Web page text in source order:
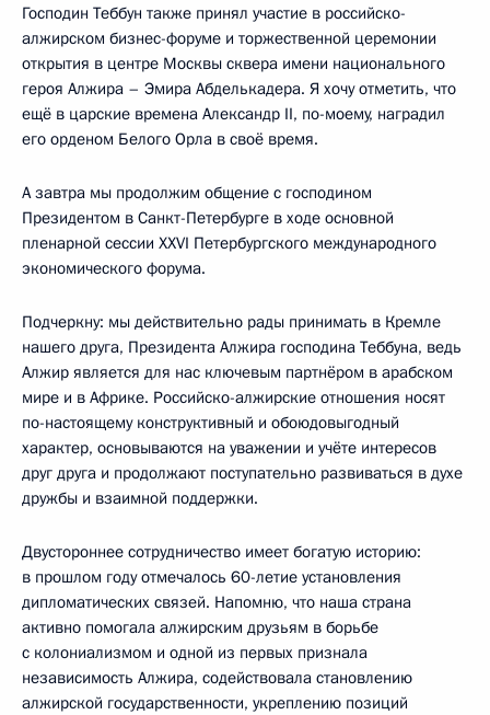
Господин Теббун также принял участие в российско-
алжирском бизнес-форуме и торжественной церемонии
открытия в центре Москвы сквера имени национального
героя Алжира – Эмира Абделькадера. Я хочу отметить, что
ещё в царские времена Александр II, по-моему, наградил
его орденом Белого Орла в своё время.
А завтра мы продолжим общение с господином
Президентом в Санкт-Петербурге в ходе основной
пленарной сессии XXVI Петербургского международного
экономического форума.
Подчеркну: мы действительно рады принимать в Кремле
нашего друга, Президента Алжира господина Теббуна, ведь
Алжир является для нас ключевым партнёром в арабском
мире и в Африке. Российско-алжирские отношения носят
по-настоящему конструктивный и обоюдовыгодный
характер, основываются на уважении и учёте интересов
друг друга и продолжают поступательно развиваться в духе
дружбы и взаимной поддержки.
Двустороннее сотрудничество имеет богатую историю:
в прошлом году отмечалось 60-летие установления
дипломатических связей. Напомню, что наша страна
активно помогала алжирским друзьям в борьбе
с колониализмом и одной из первых признала
независимость Алжира, содействовала становлению
алжирской государственности, укреплению позиций